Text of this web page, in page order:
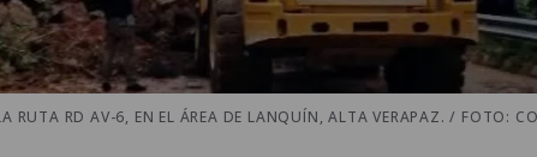
RUTA RD AV-6, EN EL ÁREA DE LANQUÍN, ALTA VERAPAZ. / FOTO: